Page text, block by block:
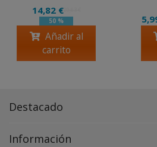
14,82 €29,63 €
50 %
Añadir al
carrito
Destacado
Información